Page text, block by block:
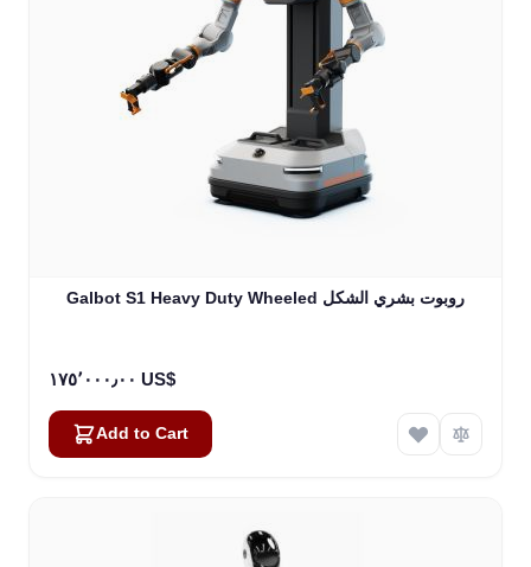
Galbot S1 Heavy Duty Wheeled روبوت بشري الشكل
١٧٥٬٠٠٠٫٠٠ US$
Add to Cart